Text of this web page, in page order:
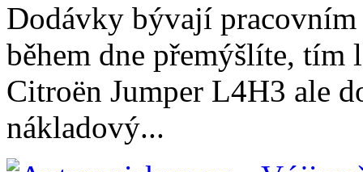
Dodávky bývají
během dne přemýšlíte,
Citroën Jumper L4H3 ale
nákladový...